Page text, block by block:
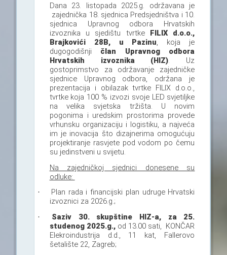
Dana 23. listopada 2025.g. održavana je
zajednička 18. sjednica Predsjedništva i 10.
sjednica Upravnog odbora Hrvatskih
izvoznika u sjedištu tvrtke FILIX d.o.o.,
Brajkovići 28B, u Pazinu, koja je
dugogodišnji član Upravnog odbora
Hrvatskih izvoznika (HIZ). Uz
gostoprimstvo za održavanje zajedničke
sjednice Upravnog odbora, održana je
prezentacija i obilazak tvrtke FILIX d.o.o.,
tvrtke koja 100 % izvozi svoje LED svjetiljke
na velika svjetska tržišta. U novim
pogonima i uredskim prostorima provede
vrhunsku organizaciju i logistiku, a najveća
im je inovacija što dizajnerima omogućuju
projektiranje rasvjete pod vodom po čemu
su jedinstveni u svijetu.
Na zajedničkoj sjednici donesene su
odluke:
·
Plan rada i financijski plan udruge Hrvatski
izvoznici za 2026.g.;
·
Saziv 30. skupštine HIZ-a, za 25.
studenog 2025.g.,od 13.00 sati, KONČAR
Elekroindustrija d.d., 11 kat, Fallerovo
šetalište 22, Zagreb;